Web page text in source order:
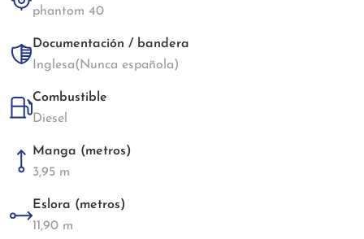
phantom 40
Documentación / bandera
Inglesa(Nunca española)
Combustible
Diesel
Manga (metros)
3,95 m
Eslora (metros)
11,90 m